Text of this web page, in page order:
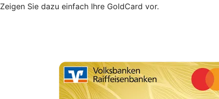
Zeigen Sie dazu einfach Ihre GoldCard vor.